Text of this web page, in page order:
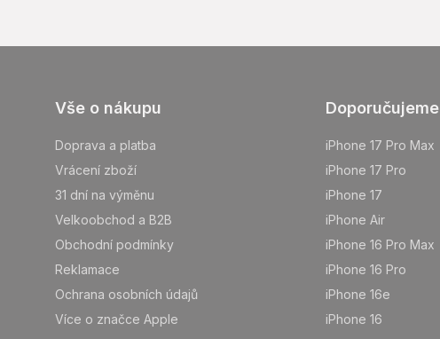
Vše o nákupu
Doprava a platba
Vrácení zboží
31 dní na výměnu
Velkoobchod a B2B
Obchodní podmínky
Reklamace
Ochrana osobních údajů
Více o značce Apple
Doporučujeme
iPhone 17 Pro Max
iPhone 17 Pro
iPhone 17
iPhone Air
iPhone 16 Pro Max
iPhone 16 Pro
iPhone 16e
iPhone 16